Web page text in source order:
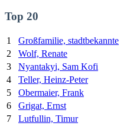
Top 20
1 Großfamilie, stadtbekannte
2
Wolf, Renate
3
Nyantakyi, Sam Kofi
4
Teller, Heinz-Peter
5
Obermaier, Frank
6
Grigat, Ernst
7
Lutfullin, Timur